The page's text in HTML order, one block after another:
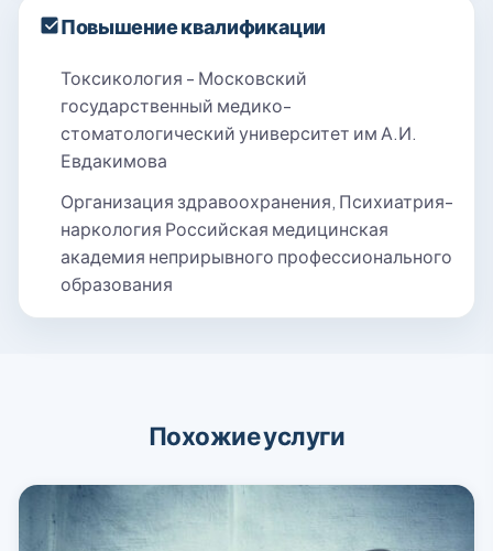
Повышение квалификации
Токсикология - Московский
государственный медико-
стоматологический университет им А.И.
Евдакимова
Организация здравоохранения, Психиатрия-
наркология Российская медицинская
академия неприрывного профессионального
образования
Похожие услуги